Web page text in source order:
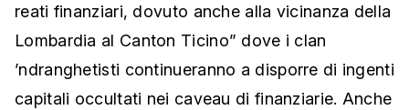
reati finanziari, dovuto anche alla vicinanza della
Lombardia al Canton Ticino” dove i clan
’ndranghetisti continueranno a disporre di ingenti
capitali occultati nei caveau di finanziarie. Anche